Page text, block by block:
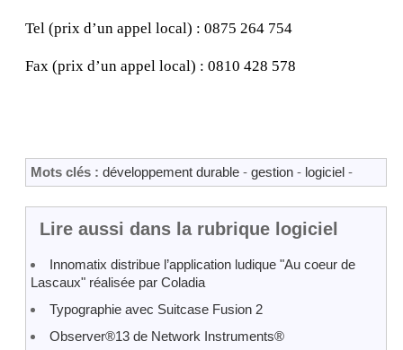
Tel (prix d’un appel local) : 0875 264 754
Fax (prix d’un appel local) : 0810 428 578
Mots clés : développement durable - gestion - logiciel -
Lire aussi dans la rubrique logiciel
Innomatix distribue l’application ludique "Au coeur de
Lascaux" réalisée par Coladia
Typographie avec Suitcase Fusion 2
Observer®13 de Network Instruments®